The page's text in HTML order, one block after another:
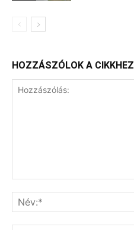
HOZZÁSZÓLOK A CIKKHEZ